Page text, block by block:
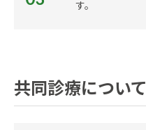
す。
共同診療について